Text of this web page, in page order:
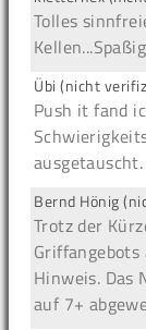
Tolles
Übi (nicht
Push it fand
Bernd Hönig
Trotz der
Hinweis. Das
auf 7+